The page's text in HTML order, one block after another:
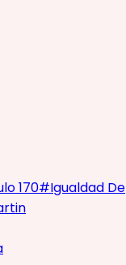
170#Igualdad De